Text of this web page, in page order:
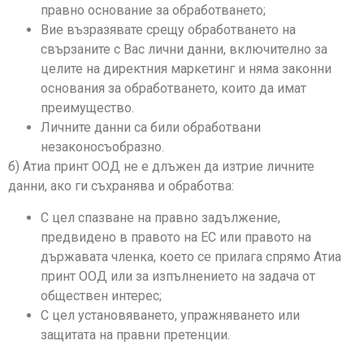
правно основание за обработването;
Вие възразявате срещу обработването на
свързаните с Вас лични данни, включително за
целите на директния маркетинг и няма законни
основания за обработването, които да имат
преимущество.
Личните данни са били обработвани
незаконосъобразно.
б) Атиа принт ООД не е длъжен да изтрие личните
данни, ако ги съхранява и обработва:
С цел спазване на правно задължение,
предвидено в правото на ЕС или правото на
държавата членка, което се прилага спрямо Атиа
принт ООД или за изпълнението на задача от
обществен интерес;
С цел установяването, упражняването или
защитата на правни претенции.